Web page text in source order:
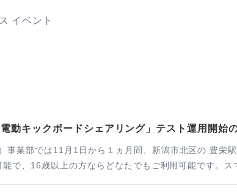
イベント
電動キックボードシェアリング」テスト運用開始
事業部では11月1日から１ヵ月間、新潟市北区の 豊栄
で、16歳以上の方ならどなたでもご利用可能です。ス